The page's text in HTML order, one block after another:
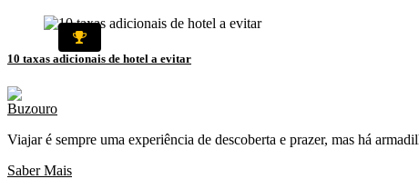
10 taxas adicionais de hotel a evitar
Viajar é sempre uma experiência de descoberta e prazer, mas há
Saber Mais